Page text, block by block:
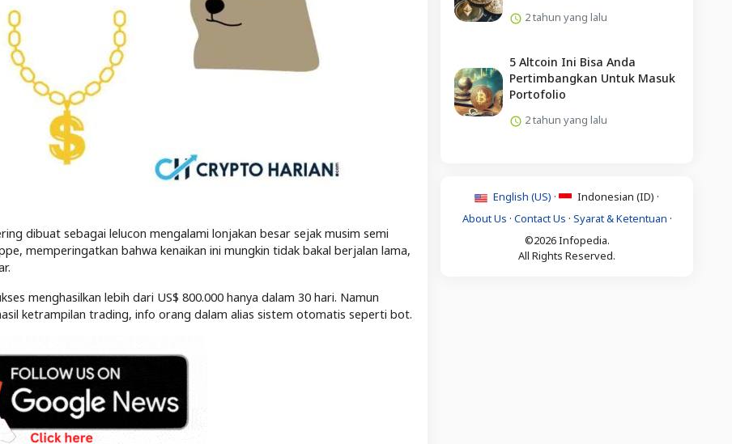
dibuat sebagai lelucon mengalami lonjakan besar sejak musim semi
memperingatkan bahwa kenaikan ini mungkin tidak bakal berjalan lama,
menghasilkan lebih dari US$ 800.000 hanya dalam 30 hari. Namun
ketrampilan trading, info orang dalam alias sistem otomatis seperti bot.
2 tahun yang lalu
5 Altcoin Ini Bisa Anda
Pertimbangkan Untuk Masuk
Portofolio
2 tahun yang lalu
English (US) ·
Indonesian (ID) ·
About Us · Contact Us · Syarat & Ketentuan ·
©2026 Infopedia.
All Rights Reserved.